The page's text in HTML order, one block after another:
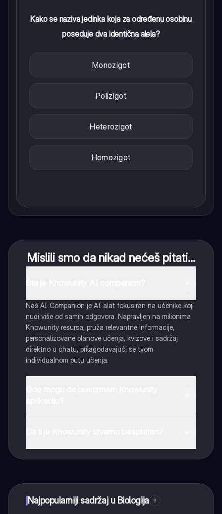
Kako se naziva jedinka koja za određenu osobinu
poseduje dva identična alela?
Monozigot
Polizigot
Heterozigot
Homozigot
Mislili smo da nikad nećeš pitati...
Naš AI Companion je AI alat fokusiran na učenike koji
nudi više od samih odgovora. Napravljen na milionima
Knowunity resursa, pruža relevantne informacije,
personalizovane planove učenja, kvizove i sadržaj
direktno u chatu, prilagođavajući se tvom
individualnom putu učenja.
Najpopularniji sadržaj u Biologija 9